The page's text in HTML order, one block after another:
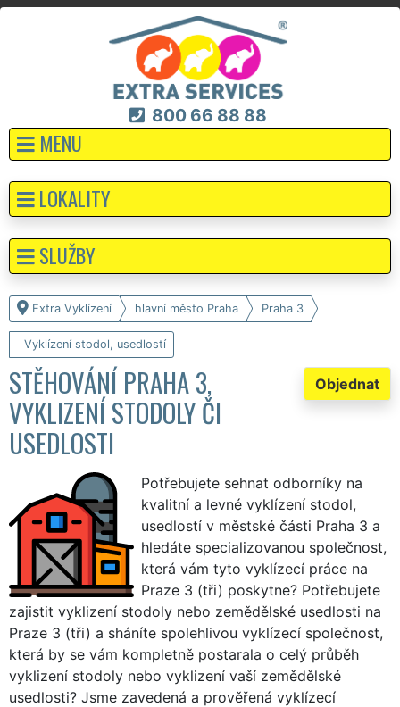
800 66 88 88
MENU
Extra Vyklízení hlavní město Praha Praha 3
Vyklízení stodol, usedlostí
Objednat
STĚHOVÁNÍ PRAHA 3,
VYKLIZENÍ STODOLY ČI
USEDLOSTI
Potřebujete sehnat odborníky na
kvalitní a levné vyklízení stodol,
usedlostí v městské části Praha 3 a
hledáte specializovanou společnost,
která vám tyto vyklízecí práce na
Praze 3 (tři) poskytne? Potřebujete
zajistit vyklizení stodoly nebo zemědělské usedlosti na
Praze 3 (tři) a sháníte spolehlivou vyklízecí společnost,
která by se vám kompletně postarala o celý průběh
vyklizení stodoly nebo vyklizení vaší zemědělské
usedlosti? Jsme zavedená a prověřená vyklízecí
LOKALITY
SLUŽBY